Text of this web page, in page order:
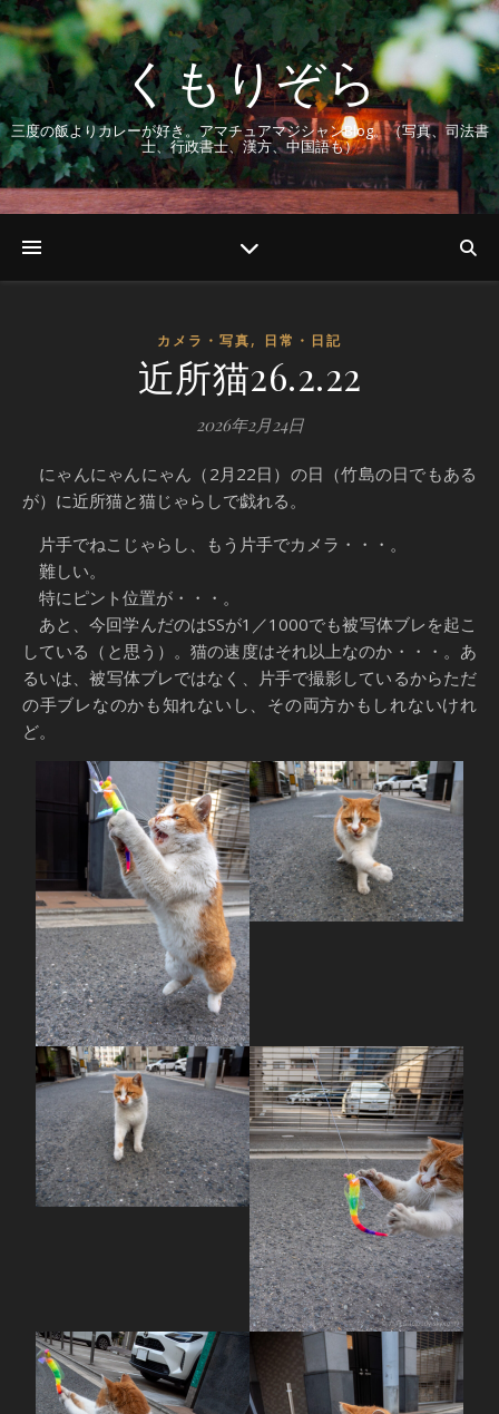
くもりぞら
三度の飯よりカレーが好き。アマチュアマジシャンBlog。（写真、司法書
士、行政書士、漢方、中国語も）
カメラ・写真, 日常・日記
近所猫26.2.22
2026年2月24日
にゃんにゃんにゃん（2月22日）の日（竹島の日でもある
が）に近所猫と猫じゃらしで戯れる。
片手でねこじゃらし、もう片手でカメラ・・・。
難しい。
特にピント位置が・・・。
あと、今回学んだのはSSが1／1000でも被写体ブレを起こ
している（と思う）。猫の速度はそれ以上なのか・・・。あ
るいは、被写体ブレではなく、片手で撮影しているからただ
の手ブレなのかも知れないし、その両方かもしれないけれ
ど。